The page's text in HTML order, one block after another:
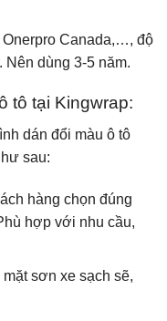
Canada,…, độ
Nên dùng 3-5 năm.
tô tại Kingwrap:
dán đổi màu ô tô
sau:
hàng chọn đúng
hợp với nhu cầu,
sơn xe sạch sẽ,